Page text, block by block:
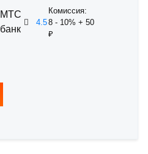
МТС
банк
4.5
Комиссия:
8 - 10% + 50
₽